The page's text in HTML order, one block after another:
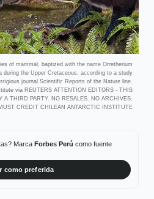
of mammal, baptized with the name Orretherium
during the Upper Cretaceous, according to a study
journal Scientific Reports of the Nature line.
via REUTERS ATTENTION EDITORS - THIS
A THIRD PARTY. NO RESALES. NO ARCHIVES.
CREDIT CHILEAN ANTARCTIC INSTITUTE
Marca Forbes Perú como fuente
como preferida